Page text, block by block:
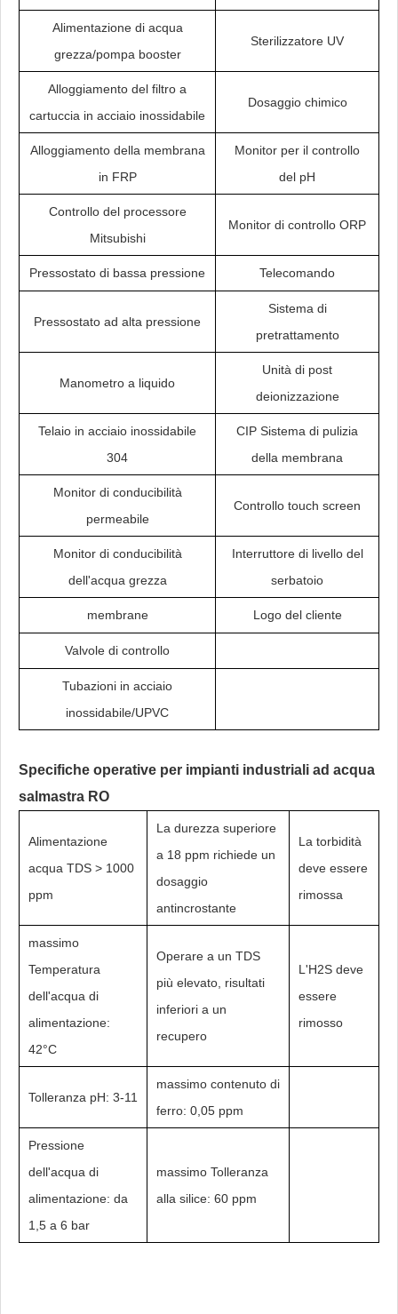
Alimentazione di acqua
grezza/pompa booster
Sterilizzatore UV
Alloggiamento del filtro a
cartuccia in acciaio inossidabile
Dosaggio chimico
Alloggiamento della membrana
in FRP
Monitor per il controllo
del pH
Controllo del processore
Mitsubishi
Monitor di controllo ORP
Pressostato di bassa pressione Telecomando
Pressostato ad alta pressione
Sistema di
pretrattamento
Manometro a liquido
Unità di post
deionizzazione
Telaio in acciaio inossidabile
304
CIP Sistema di pulizia
della membrana
Monitor di conducibilità
permeabile
Controllo touch screen
Monitor di conducibilità
dell'acqua grezza
Interruttore di livello del
serbatoio
membrane Logo del cliente
Valvole di controllo
Tubazioni in acciaio
inossidabile/UPVC
Specifiche operative per impianti industriali ad acqua
salmastra RO
Alimentazione
acqua TDS > 1000
ppm
La durezza superiore
a 18 ppm richiede un
dosaggio
antincrostante
La torbidità
deve essere
rimossa
massimo
Temperatura
dell'acqua di
alimentazione:
42°C
Operare a un TDS
più elevato, risultati
inferiori a un
recupero
L'H2S deve
essere
rimosso
Tolleranza pH: 3-11
massimo contenuto di
ferro: 0,05 ppm
Pressione
dell'acqua di
alimentazione: da
1,5 a 6 bar
massimo Tolleranza
alla silice: 60 ppm